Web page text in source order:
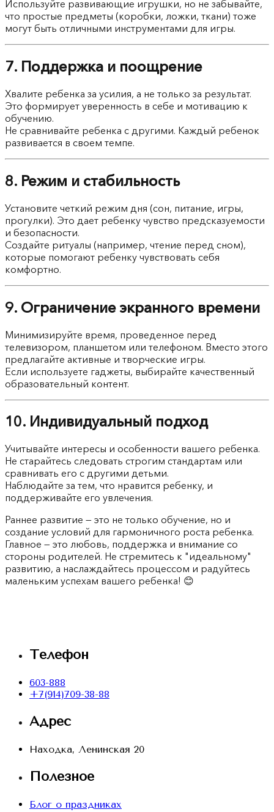
Используйте развивающие игрушки, но не забывайте,
что простые предметы (коробки, ложки, ткани) тоже
могут быть отличными инструментами для игры.
7. Поддержка и поощрение
Хвалите ребенка за усилия, а не только за результат.
Это формирует уверенность в себе и мотивацию к
обучению.
Не сравнивайте ребенка с другими. Каждый ребенок
развивается в своем темпе.
8. Режим и стабильность
Установите четкий режим дня (сон, питание, игры,
прогулки). Это дает ребенку чувство предсказуемости
и безопасности.
Создайте ритуалы (например, чтение перед сном),
которые помогают ребенку чувствовать себя
комфортно.
9. Ограничение экранного времени
Минимизируйте время, проведенное перед
телевизором, планшетом или телефоном. Вместо этого
предлагайте активные и творческие игры.
Если используете гаджеты, выбирайте качественный
образовательный контент.
10. Индивидуальный подход
Учитывайте интересы и особенности вашего ребенка.
Не старайтесь следовать строгим стандартам или
сравнивать его с другими детьми.
Наблюдайте за тем, что нравится ребенку, и
поддерживайте его увлечения.
Раннее развитие — это не только обучение, но и
создание условий для гармоничного роста ребенка.
Главное — это любовь, поддержка и внимание со
стороны родителей. Не стремитесь к "идеальному"
развитию, а наслаждайтесь процессом и радуйтесь
маленьким успехам вашего ребенка! 😊
Телефон
603-888
+7(914)709-38-88
Адрес
Находка, Ленинская 20
Полезное
Блог о праздниках